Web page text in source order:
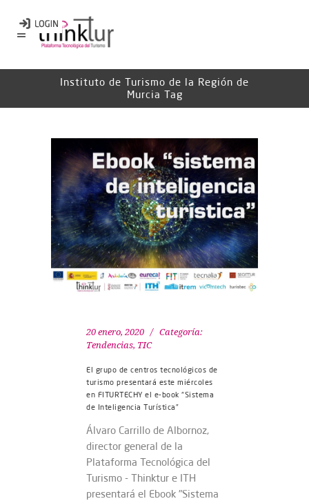
Instituto de Turismo de la Región de
Murcia Tag
20 enero, 2020
Categoría:
Tendencias, TIC
El grupo de centros tecnológicos de
turismo presentará este miércoles
en FITURTECHY el e-book “Sistema
de Inteligencia Turística”
Álvaro Carrillo de Albornoz,
director general de la
Plataforma Tecnológica del
Turismo - Thinktur e ITH
presentará el Ebook "Sistema